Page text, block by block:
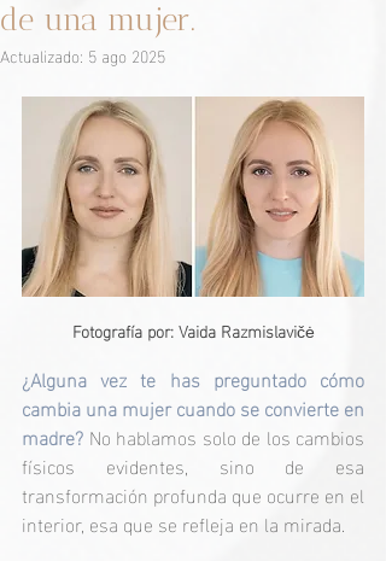
de una mujer.
Actualizado: 5 ago 2025
Fotografía por: Vaida Razmislavičė
¿Alguna vez te has preguntado cómo
cambia una mujer cuando se convierte en
madre? No hablamos solo de los cambios
físicos evidentes, sino de esa
transformación profunda que ocurre en el
interior, esa que se refleja en la mirada.